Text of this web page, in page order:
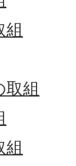
組
取組
組